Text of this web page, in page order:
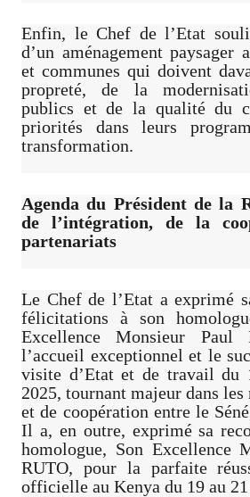
Enfin, le Chef de l’Etat
d’un aménagement paysager
et communes qui doivent
propreté, de la
publics et de la qualité du
priorités dans leurs
transformation.
Agenda du Président de la
de l’intégration, de la
partenariats
Le Chef de l’Etat a exprimé
félicitations à son
Excellence Monsieur Paul
l’accueil exceptionnel et le
visite d’Etat et de travail du
2025, tournant majeur dans
et de coopération entre le
Il a, en outre, exprimé sa
homologue, Son Excellence
RUTO, pour la parfaite
officielle au Kenya du 19 au